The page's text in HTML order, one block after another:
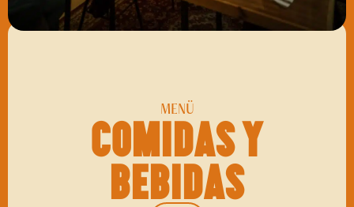
MENÜ
Comidas y
bebidas